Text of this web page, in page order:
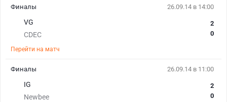
26.09.14 в 14:00
VG
CDEC
2
0
Перейти на матч
Финалы
26.09.14 в 11:00
IG
Newbee
2
0
Финалы